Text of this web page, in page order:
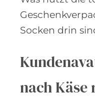
Socken drin
nach